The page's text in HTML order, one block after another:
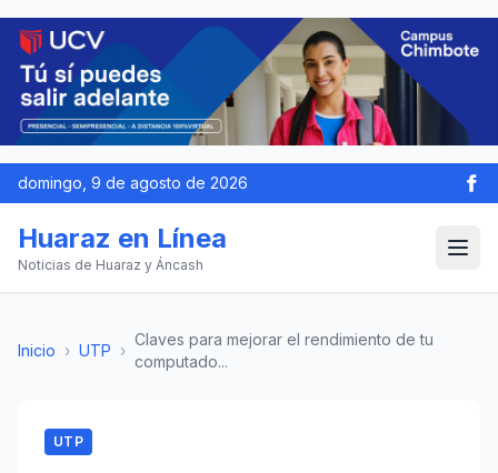
domingo, 9 de agosto de 2026
Huaraz en Línea
Noticias de Huaraz y Áncash
Inicio › UTP ›
Claves para mejorar el rendimiento de tu
computado...
UTP